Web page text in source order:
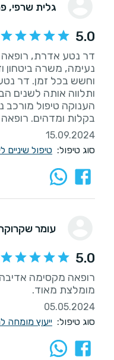
גלית שרפי,
5.0
דר נטע אדרת, רופאה
נעימה, משרה ביטחון
וחשש בכל זמן. דר
ותלווה אותה לשנים
הענוקה טיפול מורכב
בקלות ומדהים.
15.09.2024
סוג טיפול: טיפול שיניים
עומר
5.0
רופאה מקסימה
מומלצת מאוד.
05.05.2024
סוג טיפול: ייעוץ מומחה